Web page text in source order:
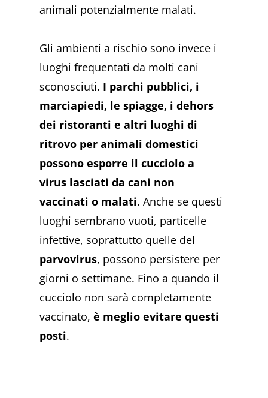
animali potenzialmente malati.
Gli ambienti a rischio sono invece i
luoghi frequentati da molti cani
sconosciuti. I parchi pubblici, i
marciapiedi, le spiagge, i dehors
dei ristoranti e altri luoghi di
ritrovo per animali domestici
possono esporre il cucciolo a
virus lasciati da cani non
vaccinati o malati. Anche se questi
luoghi sembrano vuoti, particelle
infettive, soprattutto quelle del
parvovirus, possono persistere per
giorni o settimane. Fino a quando il
cucciolo non sarà completamente
vaccinato,è meglio evitare questi
posti.